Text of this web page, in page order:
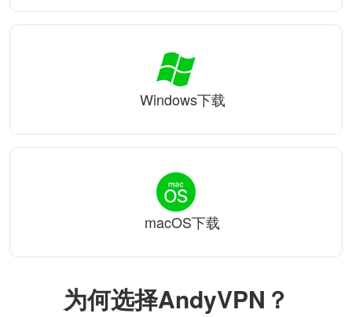
为何选择AndyVPN？
Windows下载
macOS下载